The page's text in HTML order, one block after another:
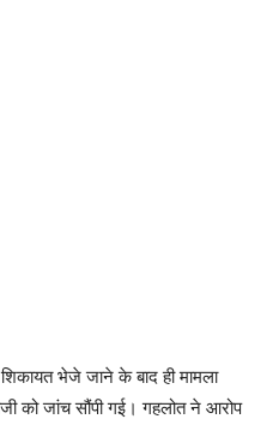
शिकायत भेजे जाने के बाद ही मामला
को जांच सौंपी गई। गहलोत ने आरोप